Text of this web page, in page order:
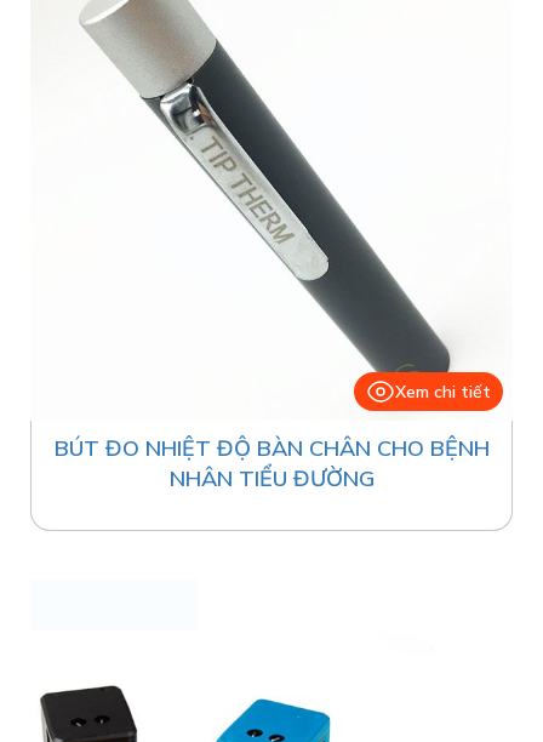
Xem chi tiết
BÚT ĐO NHIỆT ĐỘ BÀN CHÂN CHO BỆNH
NHÂN TIỂU ĐƯỜNG